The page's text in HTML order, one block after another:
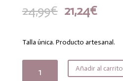
24,99€ El
precio
era:
21,24€El
es:
Talla única. Producto artesanal.
morocco
Añadir al carrito